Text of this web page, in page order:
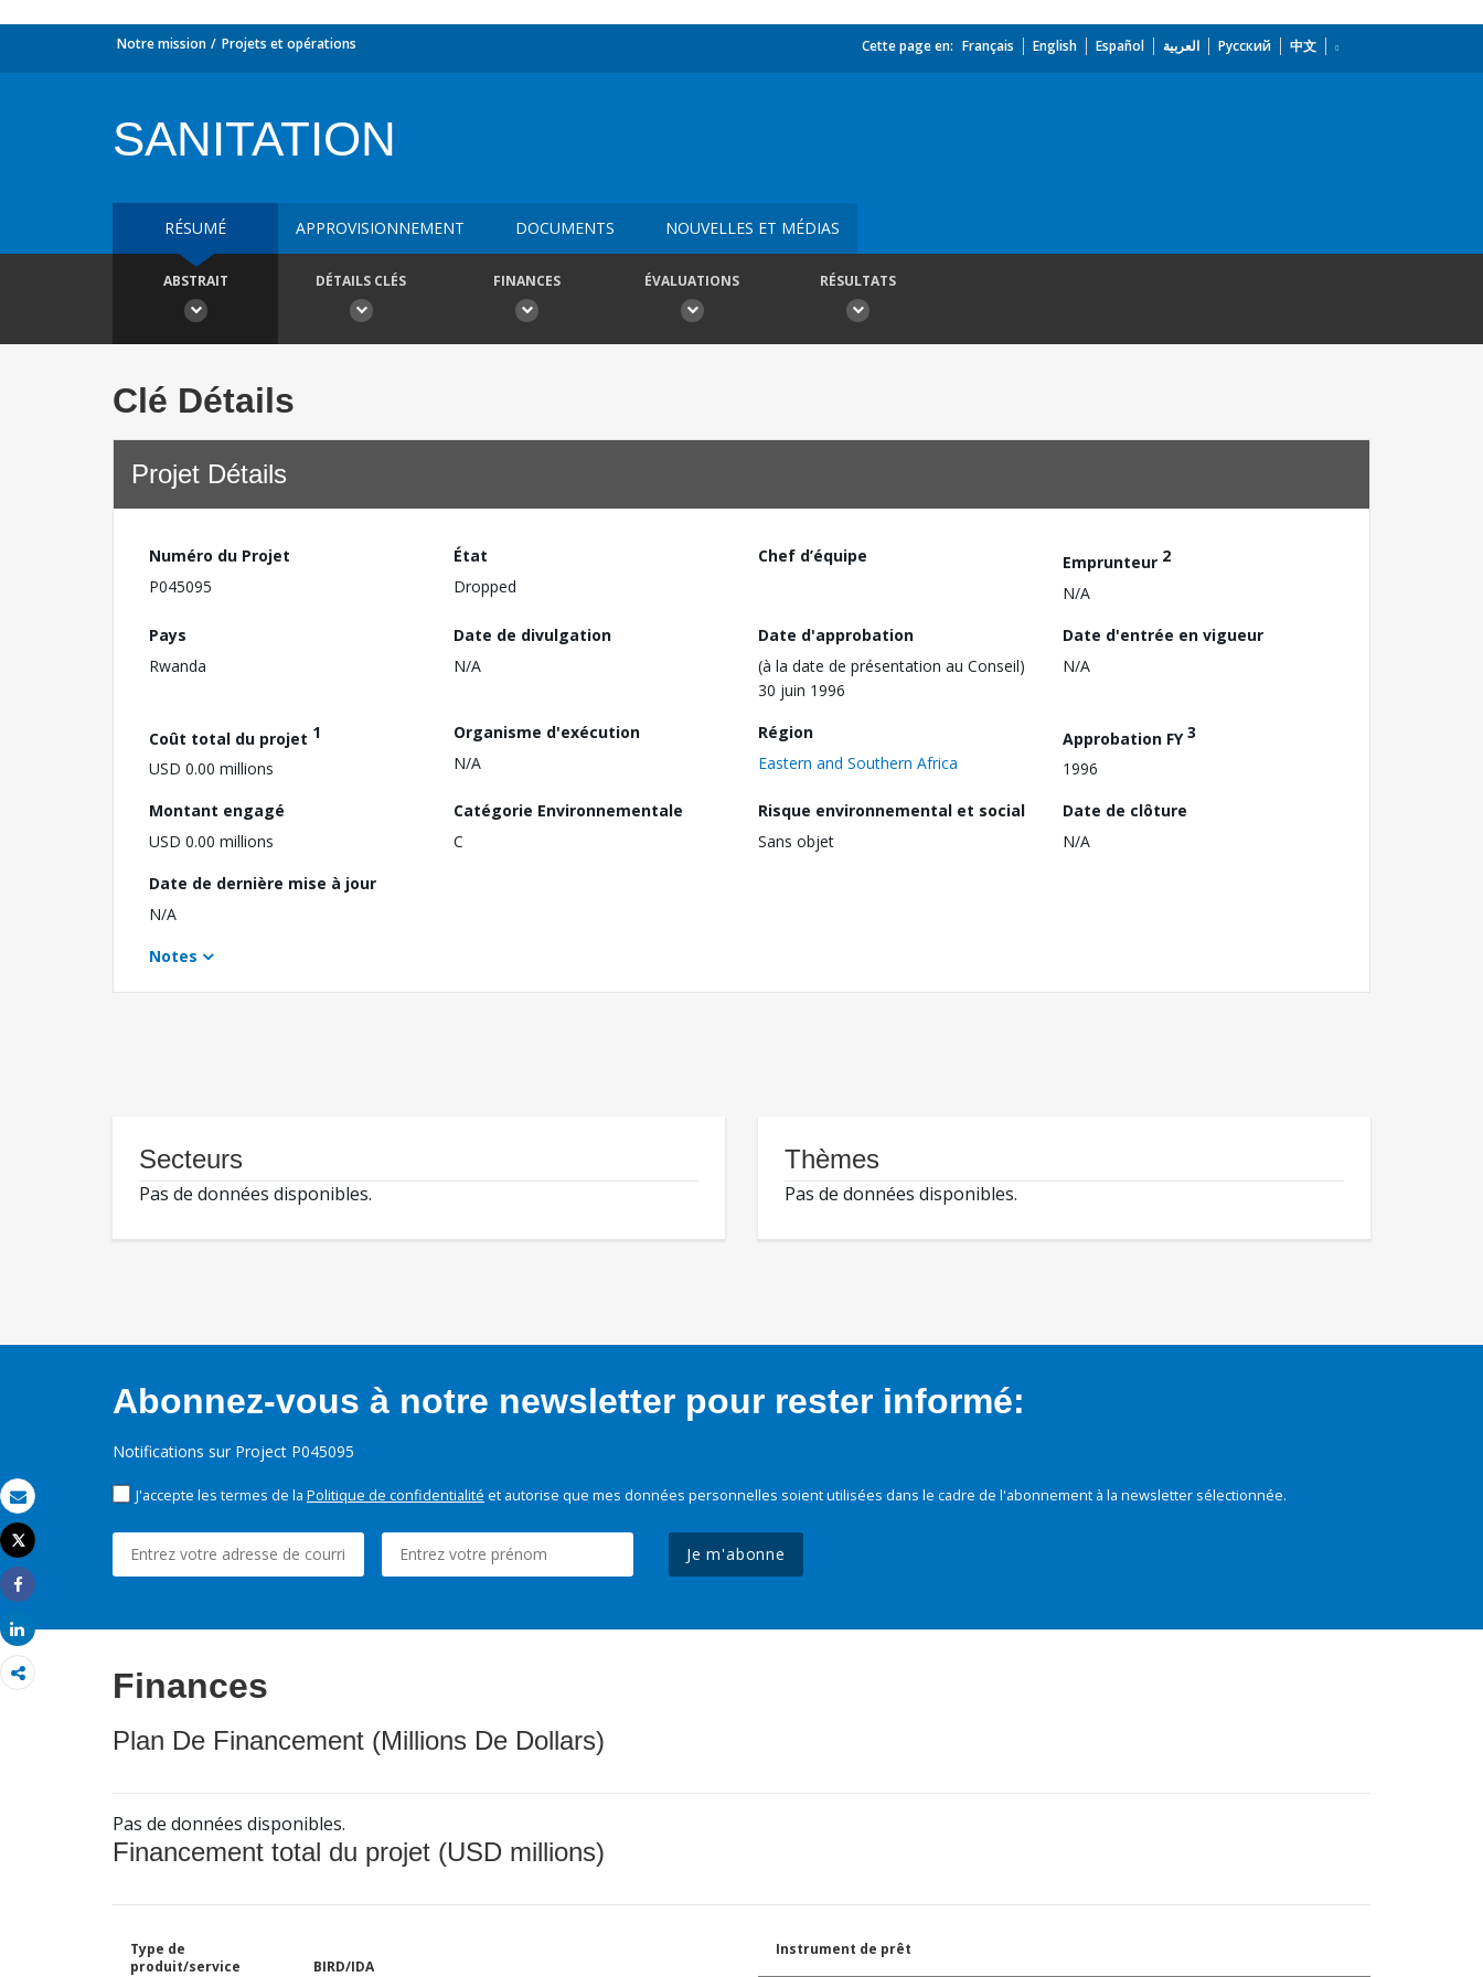
Email
Imprimer
Tweet
Share
Share
Notre mission Projets et opérations Cette page en: Français English Español العربية Русский 中文
SANITATION
RÉSUMÉ APPROVISIONNEMENT DOCUMENTS NOUVELLES ET MÉDIAS
ABSTRAIT DÉTAILS CLÉS FINANCES ÉVALUATIONS RÉSULTATS
Clé Détails
Projet Détails
Numéro du Projet
P045095
État
Dropped
Chef d’équipe Emprunteur 2
N/A
Pays
Rwanda
Date de divulgation
N/A
Date d'approbation
(à la date de présentation au Conseil)
30 juin 1996
Date d'entrée en vigueur
N/A
Coût total du projet 1
USD 0.00 millions
Organisme d'exécution
N/A
Région
Eastern and Southern Africa
Approbation FY3
1996
Montant engagé
USD 0.00 millions
Catégorie Environnementale
C
Risque environnemental et social
Sans objet
Date de clôture
N/A
Date de dernière mise à jour
N/A
Notes
Secteurs
Pas de données disponibles.
Thèmes
Pas de données disponibles.
Abonnez-vous à notre newsletter pour rester informé:
Notifications sur Project P045095
J'accepte les termes de la Politique de confidentialité et autorise que mes données personnelles soient utilisées dans le cadre de l'abonnement à la newsletter sélectionnée.
Je m'abonne
Finances
Plan De Financement (Millions De Dollars)
Pas de données disponibles.
Financement total du projet (USD millions)
Type de
produit/service
BIRD/IDA
Instrument de prêt